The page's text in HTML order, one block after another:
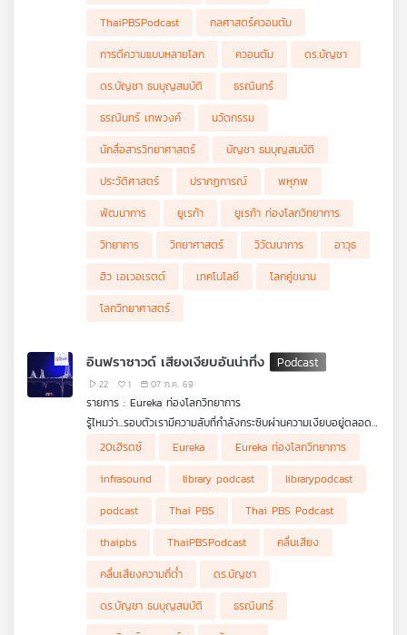
ที่แปลก พิสดาร และชวนให้ตั้งคำถามต่อธรรมชาติของความเป็นจริง
เทียบเคียงได้กับแนวคิดเกี่ยวกับ 'พหุภพ (Multiverse)' ในนิยาย
นักฟิสิกส์คนหนึ่งเท่านั้น แต่ยังเป็นบทเรียนสำคัญเกี่ยวกับธรรมชาติ
ที่ว่าความจริงทางวิทยาศาสตร์นั้น บางครั้งอาจต้องใช้เวลาหลายสิบ
วิทยาการ Ep.นี้ เราจะสำรวจชีวิตอันน่าทึ่งของชายผู้เคยถูกดูหมิ่นว่า
หนึ่งในแนวคิดที่ทรงอิทธิพลที่สุดของฟิสิกส์สมัยใหม่
ThaiPBSPodcast
กลศาสตร์ควอนตัม
การตีความแบบหลายโลก
ควอนตัม
ดร.บัญชา
ดร.บัญชา ธนบุญสมบัติ
ธรณินทร์
ธรณินทร์ เทพวงค์
นวัตกรรม
นักสื่อสารวิทยาศาสตร์
บัญชา ธนบุญสมบัติ
ประวัติศาสตร์
ปรากฏการณ์
พหุภพ
พัฒนาการ
ยูเรก้า
ยูเรก้า ท่องโลกวิทยาการ
วิทยาการ
วิทยาศาสตร์ วิวัฒนาการ
อาวุธ
ฮิว เอเวอเรตต์
เทคโนโลยี
โลกคู่ขนาน
โลกวิทยาศาสตร์
อินฟราซาวด์ เสียงเงียบอันน่าทึ่ง
22 1 07 ก.ค. 69
รายการ : Eureka ท่องโลกวิทยาการ
รู้ไหมว่า...รอบตัวเรามีความลับที่กำลังกระซิบผ่านความเงียบอยู่ตลอด
เวลา ? ในความเป็นจริงโลกใบนี้ไม่ได้เงียบอย่างที่เราคิดแต่มี “เสียง”
ที่ทรงพลังอย่างยิ่งซ่อนอยู่เพียงแต่มันเป็นเสียงที่หูของมนุษย์ไม่มีวัน
ได้ยิน นั่นคือ อินฟราซาวด์ (Infrasound) คลื่นเสียงความถี่ต่ำพิเศษ
ที่ต่ำกว่า 20 เฮิรตซ์ ซึ่งมีความสามารถในการเดินทางได้ไกลอย่าง
เหลือเชื่อข้ามโลก อินฟราซาวด์มีต้นกำเนิดมาจากทั้งปรากฏการณ์
ธรรมชาติระดับมหึมาอย่างภูเขาไฟปะทุ แผ่นดินไหว พายุฟ้าคะนอง
แสงออโรรา ไปจนถึงกิจกรรมของมนุษย์อย่างเครื่องบินเหนือเสียง
และการปล่อยจรวด
ใน Eureka Ep. นี้ ดร.บัญชา ธนบุญสมบัติ จะพาทุกท่านดำดิ่งไปเจาะ
ลึกมิติต่างๆ ที่น่าทึ่งของอินฟราซาวด์ ไม่ว่าจะเป็นการตรวจจับการ
ทดลองอาวุธนิวเคลียร์ระดับโลก ความลับของสัตว์ยักษ์ใหญ่อย่างช้าง
แอฟริกาและวาฬสีน้ำเงินที่ใช้เสียงนี้สื่อสารกันข้ามมหาสมุทร รวมถึง
พาไปดูเทคโนโลยีการตรวจจับ ผลกระทบที่เสียงนี้อาจมีต่อร่างกาย
มนุษย์ และความเป็นไปได้ในการใช้คลื่นเสียงนี้เพื่อถอดรหัสโครงสร้าง
ภายในของดาวเคราะห์ดวงอื่น เตรียมหูของคุณให้พร้อม (แม้จะไม่
ได้ยิน) แล้วไปร่วมเปิดโลกวิทยาการที่ซ่อนอยู่หลังความเงียบใน Ep. นี้
20เฮิรตซ์ Eureka
Eureka ท่องโลกวิทยาการ
infrasound
library podcast
librarypodcast
podcast
Thai PBS
Thai PBS Podcast
thaipbs
ThaiPBSPodcast
คลื่นเสียง
คลื่นเสียงความถี่ต่ำ
ดร.บัญชา
ดร.บัญชา ธนบุญสมบัติ
ธรณินทร์